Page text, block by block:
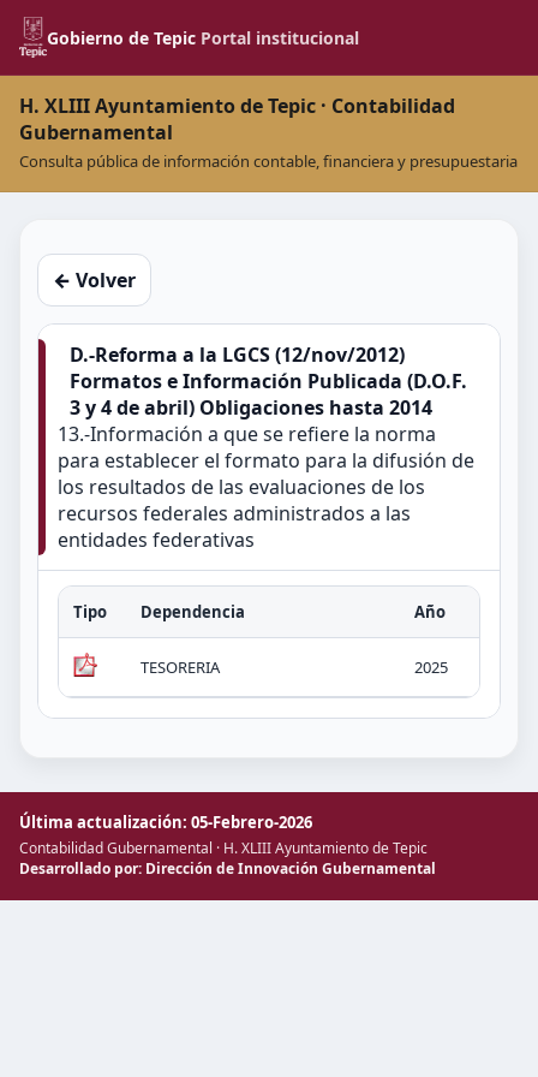
Gobierno de Tepic Portal institucional
H. XLIII Ayuntamiento de Tepic · Contabilidad
Gubernamental
Consulta pública de información contable, financiera y presupuestaria
← Volver
D.-Reforma a la LGCS (12/nov/2012)
Formatos e Información Publicada (D.O.F.
3 y 4 de abril) Obligaciones hasta 2014
13.-Información a que se refiere la norma
para establecer el formato para la difusión de
los resultados de las evaluaciones de los
recursos federales administrados a las
entidades federativas
Tipo Dependencia Año
TESORERIA 2025
Última actualización: 05-Febrero-2026
Contabilidad Gubernamental · H. XLIII Ayuntamiento de Tepic
Desarrollado por: Dirección de Innovación Gubernamental